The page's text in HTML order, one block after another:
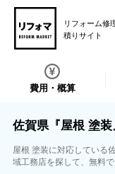
リフォーム修
積りサイト
費用・概算
佐賀県『屋根 塗
屋根 塗装に対応している
域工務店を探して、無料